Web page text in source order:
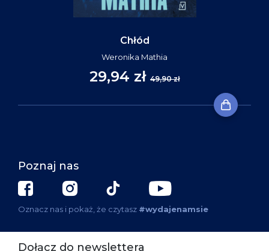
Chłód
Weronika Mathia
29,94 zł 49,90 zł
Poznaj nas
Oznacz nas i pokaż, że czytasz #wydajenamsie
Dołącz do newslettera